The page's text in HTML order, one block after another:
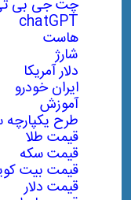
چت جی بی
chatGPT
هاست
شارژ
دلار آمریکا
ایران خودرو
آموزش
طرح یکپارچه
قیمت طلا
قیمت سکه
قیمت بیت
قیمت دلار